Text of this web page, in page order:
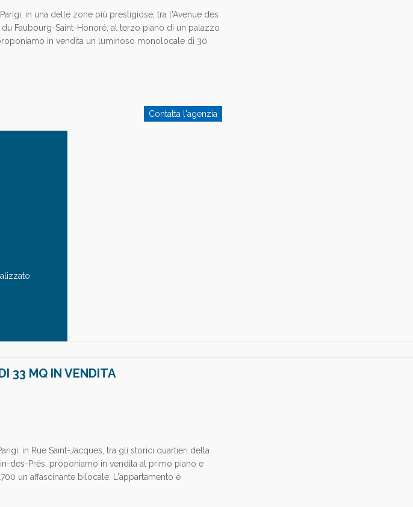
in una delle zone più prestigiose, tra l'Avenue des
Faubourg-Saint-Honoré, al terzo piano di un palazzo
in vendita un luminoso monolocale di 30
Contatta l'agenzia
33 MQ IN VENDITA
in Rue Saint-Jacques, tra gli storici quartieri della
des-Prés, proponiamo in vendita al primo piano e
un affascinante bilocale. L'appartamento è